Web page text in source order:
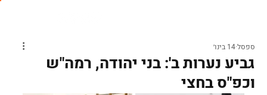
גביע נערות ב': בני יהודה, רמה"ש
וכפ"ס בחצי
ספסל14 בינו׳